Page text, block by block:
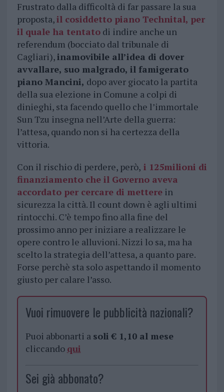
Frustrato dalla difficoltà di far passare la sua
proposta,il cosiddetto piano Technital, per
il quale ha tentatodi indire anche un
referendum (bocciato dal tribunale di
Cagliari),inamovibile all’idea di dover
avvallare, suo malgrado, il famigerato
piano Mancini, dopo aver giocato la partita
della sua elezione in Comune a colpi di
dinieghi, sta facendo quello che l’immortale
Sun Tzu insegna nell’Arte della guerra:
l’attesa, quando non si ha certezza della
vittoria.
Con il rischio di perdere, però, i 125milioni di
finanziamento che il Governo aveva
accordato per cercare di metterein
sicurezza la città. Il count down è agli ultimi
rintocchi. C’è tempo fino alla fine del
prossimo anno per iniziare a realizzare le
opere contro le alluvioni. Nizzi lo sa, ma ha
scelto la strategia dell’attesa, a quanto pare.
Forse perchè sta solo aspettando il momento
giusto per calare l’asso.
Vuoi rimuovere le pubblicità nazionali?
Puoi abbonarti a soli € 1,10 al mese
cliccando qui
Sei già abbonato?